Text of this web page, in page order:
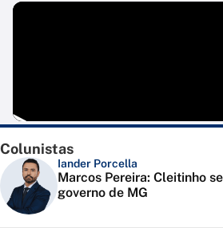
Colunistas
Iander Porcella
Marcos Pereira: Cleitinho
governo de MG